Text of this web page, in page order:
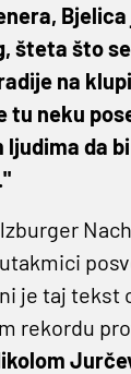
Bjelica
šteta što
na
tu neku
ljudima da
je taj tekst
rekordu